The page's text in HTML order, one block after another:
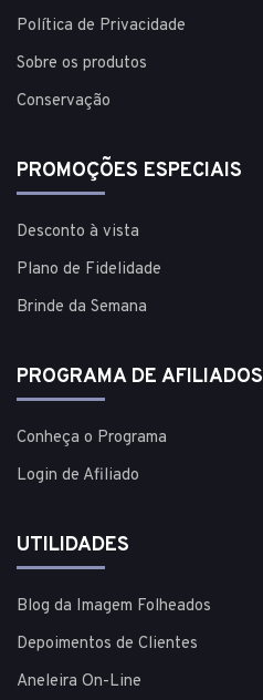
Política de Privacidade
Sobre os produtos
Conservação
PROMOÇÕES ESPECIAIS
Desconto à vista
Plano de Fidelidade
Brinde da Semana
PROGRAMA DE AFILIADOS
Conheça o Programa
Login de Afiliado
UTILIDADES
Blog da Imagem Folheados
Depoimentos de Clientes
Aneleira On-Line